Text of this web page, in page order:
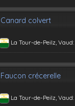
Canard colvert
La Tour-de-Peilz, Vaud:
Faucon crécerelle
La Tour-de-Peilz, Vaud: